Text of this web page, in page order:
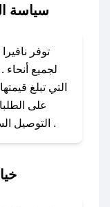
باستخدام
تواصل معنا
سياسة
توفر
لجميع
التي تبلغ
على
التوصيل السريع، يرجى تقديم طلبك قبل الساعة .